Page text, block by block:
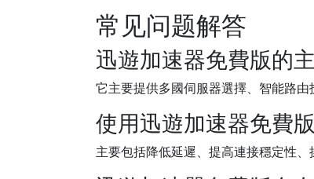
常见问题解答
迅遊加速器免費版的
它主要提供多國伺服器選擇、智能路由
使用迅遊加速器免費
主要包括降低延遲、提高連接穩定性、